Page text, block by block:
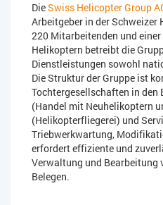
DieSwiss Helicopter Group
Arbeitgeber in der
220 Mitarbeitenden und
Helikoptern betreibt die
Dienstleistungen sowohl
Die Struktur der Gruppe ist
Tochtergesellschaften in den
(Handel mit Neuhelikoptern
(Helikopterfliegerei) und
Triebwerkwartung,
erfordert effiziente und
Verwaltung und Bearbeitung
Belegen.